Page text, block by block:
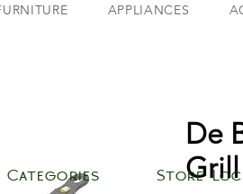
APPLIANCES
De
Grill
Categories Store